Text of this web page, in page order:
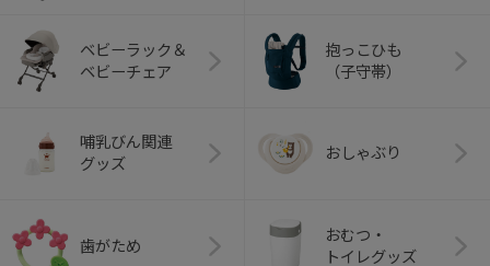
ベビーラック＆
ベビーチェア
抱っこひも
（子守帯）
哺乳びん関連
グッズ
おしゃぶり
歯がため
おむつ・
トイレグッズ